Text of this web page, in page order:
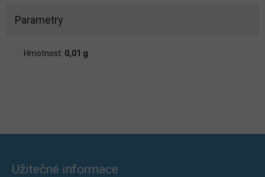
Parametry
Hmotnost: 0,01 g
Užitečné informace